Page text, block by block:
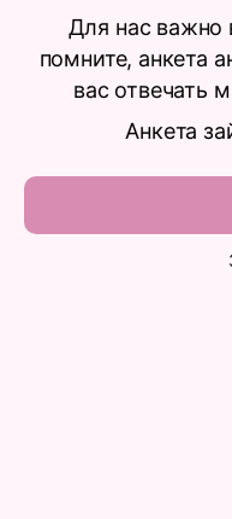
Для нас важно
помните, анкета
вас отвечать
Анкета